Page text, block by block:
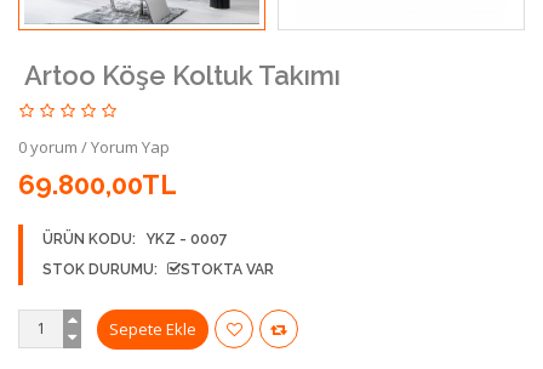
Artoo Köşe Koltuk Takımı
0 yorum /Yorum Yap
69.800,00TL
ÜRÜN KODU:
YKZ - 0007
STOK DURUMU:
STOKTA VAR